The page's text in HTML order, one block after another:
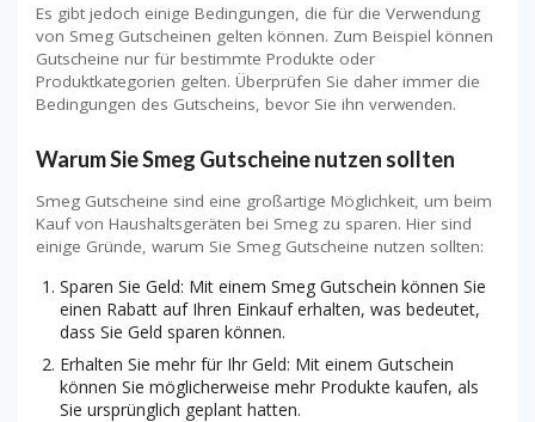
Es gibt jedoch einige Bedingungen, die für die Verwendung
von Smeg Gutscheinen gelten können. Zum Beispiel können
Gutscheine nur für bestimmte Produkte oder
Produktkategorien gelten. Überprüfen Sie daher immer die
Bedingungen des Gutscheins, bevor Sie ihn verwenden.
Warum Sie Smeg Gutscheine nutzen sollten
Smeg Gutscheine sind eine großartige Möglichkeit, um beim
Kauf von Haushaltsgeräten bei Smeg zu sparen. Hier sind
einige Gründe, warum Sie Smeg Gutscheine nutzen sollten:
Sparen Sie Geld: Mit einem Smeg Gutschein können Sie
einen Rabatt auf Ihren Einkauf erhalten, was bedeutet,
dass Sie Geld sparen können.
Erhalten Sie mehr für Ihr Geld: Mit einem Gutschein
können Sie möglicherweise mehr Produkte kaufen, als
Sie ursprünglich geplant hatten.